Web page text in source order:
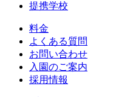
提携学校
料金
よくある質問
お問い合わせ
入園のご案内
採用情報